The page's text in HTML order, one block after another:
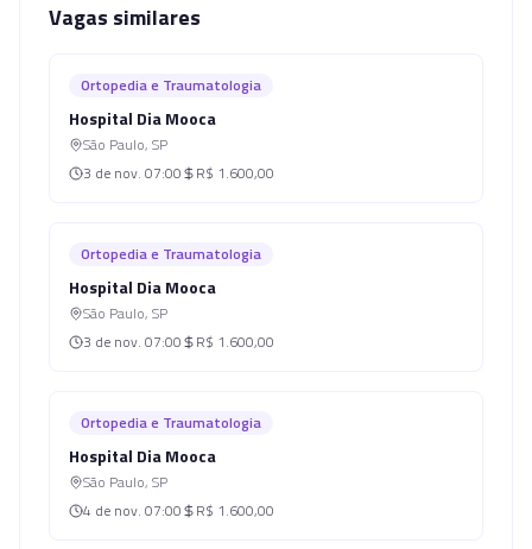
Vagas similares
Ortopedia e Traumatologia
Hospital Dia Mooca
São Paulo, SP
3 de nov. 07:00 R$ 1.600,00
Ortopedia e Traumatologia
Hospital Dia Mooca
São Paulo, SP
3 de nov. 07:00 R$ 1.600,00
Ortopedia e Traumatologia
Hospital Dia Mooca
São Paulo, SP
4 de nov. 07:00 R$ 1.600,00